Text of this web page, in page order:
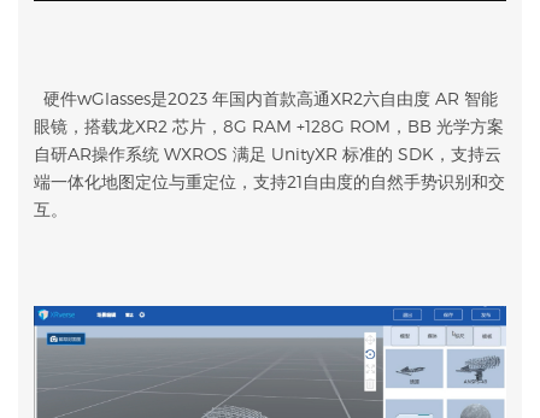
硬件wGlasses是2023 年国内首款高通XR2六自由度 AR 智能
眼镜，搭载龙XR2 芯片，8G RAM +128G ROM，BB 光学方案
自研AR操作系统 WXROS 满足 UnityXR 标准的 SDK，支持云
端一体化地图定位与重定位，支持21自由度的自然手势识别和交
互。